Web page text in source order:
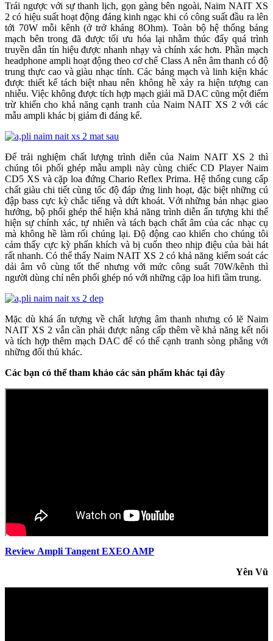
Trái ngược với sự thanh lịch, gọn gàng bên ngoài, Naim NAIT XS
2 có hiệu suất hoạt động đáng kinh ngạc khi có công suất đầu ra lên
tới 70W mỗi kênh (ở trở kháng 8Ohm). Toàn bộ hệ thống bảng
mạch bên trong đã được tối ưu hóa lại nhằm thúc đẩy quá trình
truyền dẫn tín hiệu được nhanh nhạy và chính xác hơn. Phần mạch
headphone ampli hoạt động theo cơ chế Class A nên âm thanh có độ
trung thực cao và giàu nhạc tính. Các bảng mạch và linh kiện khác
được thiết kế tách biệt nhau nên không hề xảy ra hiện tượng can
nhiễu. Việc không được tích hợp mạch giải mã DAC cũng một điểm
trừ khiến cho khả năng cạnh tranh của Naim NAIT XS 2 với các
mẫu ampli khác bị giảm đi đáng kể.
Để trải nghiệm chất lượng trình diễn của Naim NAIT XS 2 thì
chúng tôi phối ghép mẫu ampli này cùng chiếc CD Player Naim
CD5 XS và cặp loa đứng Chario Reflex Prima. Hệ thống cung cấp
chất giàu chi tiết cùng tốc độ đáp ứng linh hoạt, đặc biệt những cú
đập bass cực kỳ chắc tiếng và dứt khoát. Với những bản nhạc giao
hưởng, bộ phối ghép thể hiện khả năng trình diễn ấn tượng khi thể
hiện sự chính xác, tự nhiên và tách bạch chất âm của các nhạc cụ
mà không hề làm rối chúng lại. Độ động cao khiến cho chúng tôi
cảm thấy cực kỳ phấn khích và bị cuốn theo nhịp điệu của bài hát
rất nhanh. Có thể thấy Naim NAIT XS 2 có khả năng kiểm soát các
dải âm vô cùng tốt thế nhưng với mức công suất 70W/kênh thì
người dùng chỉ nên phối ghép nó với những cặp loa hifi tầm trung.
Mặc dù khá ấn tượng về chất lượng âm thanh nhưng có lẽ Naim
NAIT XS 2 vẫn cần phải được nâng cấp thêm về khả năng kết nối
và tích hợp thêm mạch DAC để có thể cạnh tranh sòng phẳng với
những đối thủ khác.
Các bạn có thể tham khảo các sản phẩm khác tại đây
Review Ampli Tangent EXEO AMP
Yên Vũ